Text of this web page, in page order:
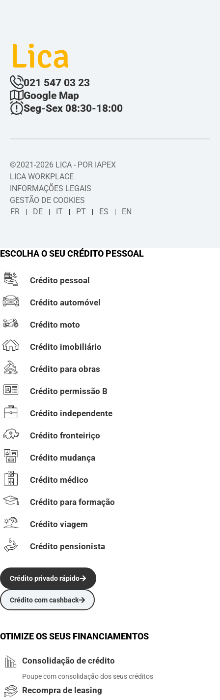
Lica
021 547 03 23
Google Map
Seg-Sex 08:30-18:00
©2021-2026 LICA - POR IAPEX
LICA WORKPLACE
INFORMAÇÕES LEGAIS
GESTÃO DE COOKIES
FR
DE IT PT ES EN
ESCOLHA O SEU CRÉDITO PESSOAL
Crédito pessoal
Crédito automóvel
Crédito moto
Crédito imobiliário
Crédito para obras
Crédito permissão B
Crédito independente
Crédito fronteiriço
Crédito mudança
Crédito médico
Crédito para formação
Crédito viagem
Crédito pensionista
Crédito com cashback
Crédito privado rápido
OTIMIZE OS SEUS FINANCIAMENTOS
Consolidação de crédito
Poupe com consolidação dos seus créditos
Recompra de leasing